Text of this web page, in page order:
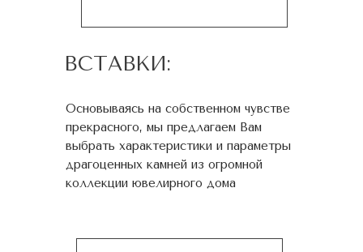
ВСТАВКИ:
Основываясь на собственном чувстве
прекрасного, мы предлагаем Вам
выбрать характеристики и параметры
драгоценных камней из огромной
коллекции ювелирного дома